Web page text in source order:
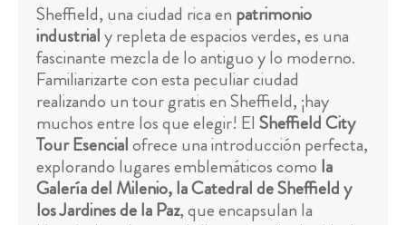
Sheffield, una ciudad rica en patrimonio
industrialy repleta de espacios verdes, es una
fascinante mezcla de lo antiguo y lo moderno.
Familiarizarte con esta peculiar ciudad
realizando un tour gratis en Sheffield, ¡hay
muchos entre los que elegir! El Sheffield City
Tour Esencialofrece una introducción perfecta,
explorando lugares emblemáticos como la
Galería del Milenio, la Catedral de Sheffield y
los Jardines de la Paz, que encapsulan la